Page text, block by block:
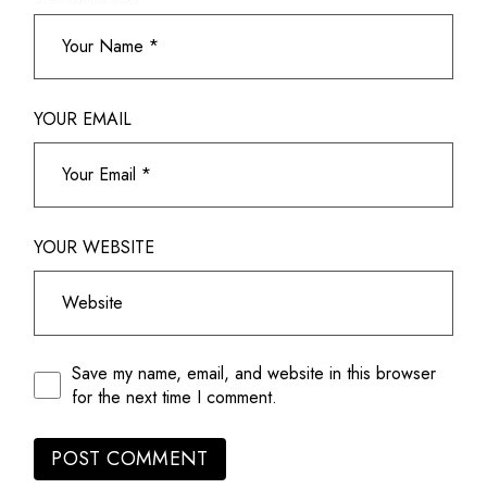
YOUR EMAIL
YOUR WEBSITE
Save my name, email, and website in this browser
for the next time I comment.
POST COMMENT